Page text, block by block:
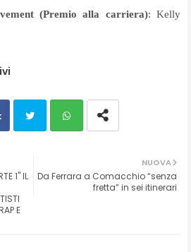
(Premio alla carriera): Kelly
ter ats
NUOVA
Da Ferrara a Comacchio “senza
fretta” in sei itinerari
1" IL
E